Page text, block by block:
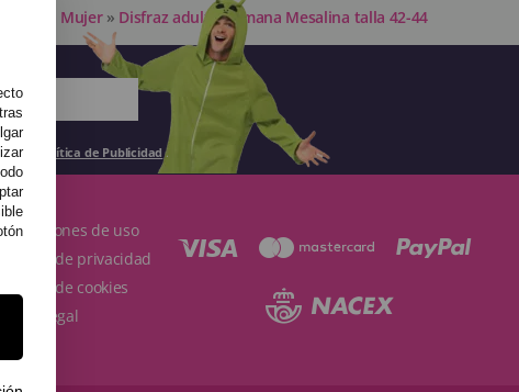
para Mujer » Disfraz adulta Romana Mesalina talla 42-44
en la Política de Publicidad .
Condiciones de uso
· Política de privacidad
· Política de cookies
· Aviso Legal